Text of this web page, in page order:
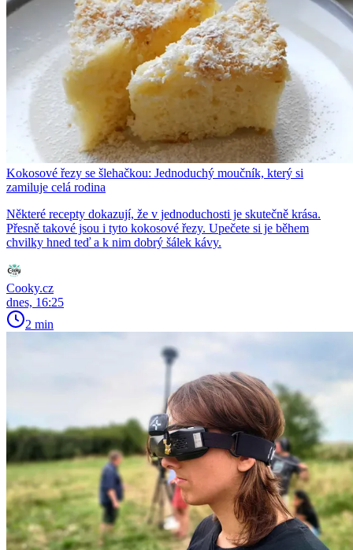
Kokosové řezy se šlehačkou: Jednoduchý moučník, který si
zamiluje celá rodina
Některé recepty dokazují, že v jednoduchosti je skutečně krása.
Přesně takové jsou i tyto kokosové řezy. Upečete si je během
chvilky hned teď a k nim dobrý šálek kávy.
Cooky.cz
dnes, 16:25
2 min